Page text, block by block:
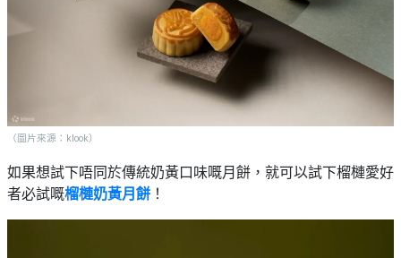
（圖片來源：klook）
如果想試下唔同於傳統奶黃口味嘅月餅，就可以試下榴槤愛好
者必試嘅榴槤奶黃月餅 ！